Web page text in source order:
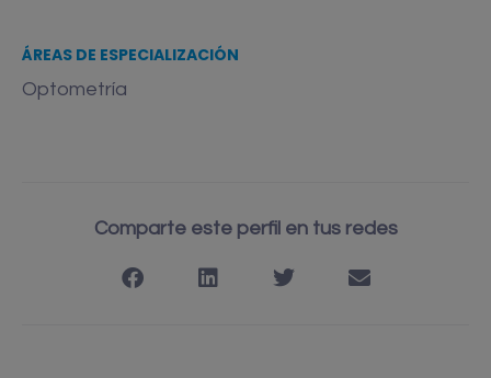
ÁREAS DE ESPECIALIZACIÓN
Optometría
Comparte este perfil en tus redes